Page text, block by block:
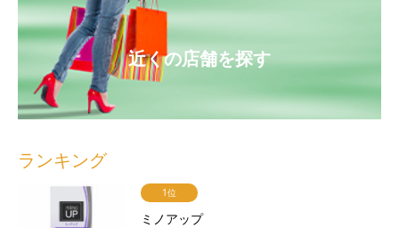
近くの店舗を探す
ランキング
1位
ミノアップ